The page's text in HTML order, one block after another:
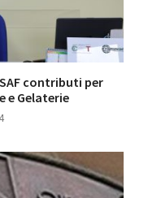
contributi per
e Gelaterie